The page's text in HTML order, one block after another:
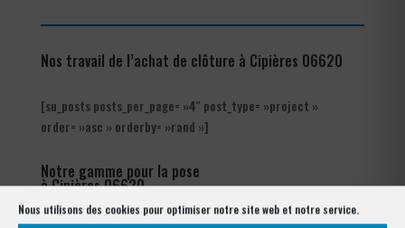
Nous utilisons des cookies pour optimiser notre site web et notre service.
Nos travail de l’achat de clôture à Cipières 06620
[su_posts posts_per_page= »4″ post_type= »project »
order= »asc » orderby= »rand »]
Notre gamme pour la pose
à Cipières 06620